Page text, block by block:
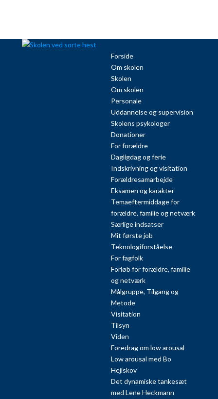
Forside
Om skolen
Skolen
Om skolen
Personale
Uddannelse og supervision
Skolens psykologer
Donationer
For forældre
Dagligdag og ferie
Indskrivning og visitation
Forældresamarbejde
Eksamen og karakter
Temaeftermiddage for
forældre, familie og netværk
Særlige indsatser
Mit første job
Teknologiforståelse
For fagfolk
Forløb for forældre, familie
og netværk
Målgruppe, Tilgang og
Metode
Visitation
Tilsyn
Viden
Foredrag om low arousal
Low arousal med Bo
Hejlskov
Det dynamiske tankesæt
med Lene Heckmann